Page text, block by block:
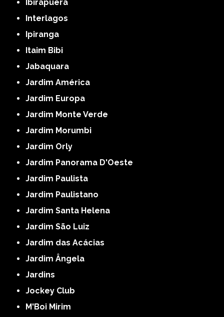
Ibirapuera
Interlagos
Ipiranga
Itaim Bibi
Jabaquara
Jardim América
Jardim Europa
Jardim Monte Verde
Jardim Morumbi
Jardim Orly
Jardim Panorama D'Oeste
Jardim Paulista
Jardim Paulistano
Jardim Santa Helena
Jardim São Luiz
Jardim das Acácias
Jardim Ângela
Jardins
Jockey Club
M'Boi Mirim